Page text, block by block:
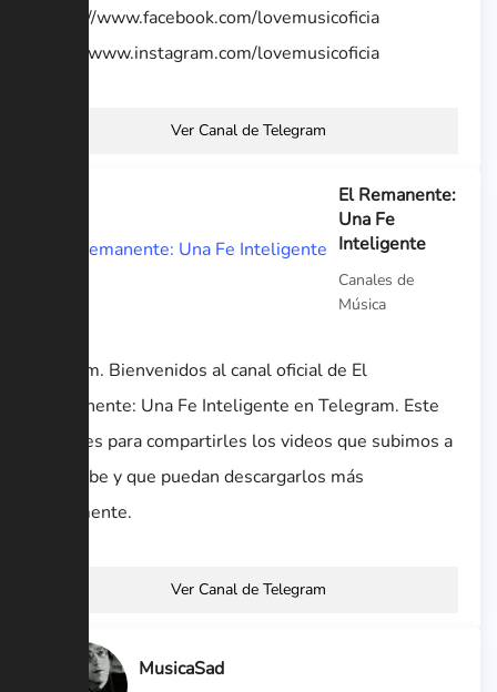
https://www.facebook.com/lovemusicoficia
http://www.instagram.com/lovemusicoficia
Ver Canal de Telegram
El Remanente:
Una Fe
Inteligente
Canales de
Música
Shalom. Bienvenidos al canal oficial de El
Remanente: Una Fe Inteligente en Telegram. Este
canal es para compartirles los videos que subimos a
YouTube y que puedan descargarlos más
libremente.
Ver Canal de Telegram
MusicaSad